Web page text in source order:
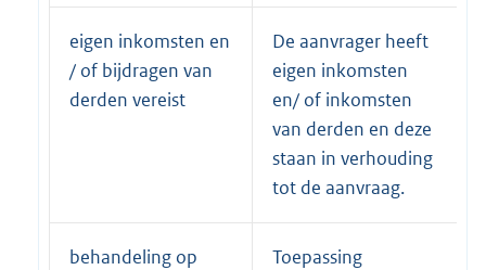
eigen inkomsten en
/ of bijdragen van
derden vereist
De aanvrager heeft
eigen inkomsten
en/ of inkomsten
van derden en deze
staan in verhouding
tot de aanvraag.
behandeling op
Toepassing